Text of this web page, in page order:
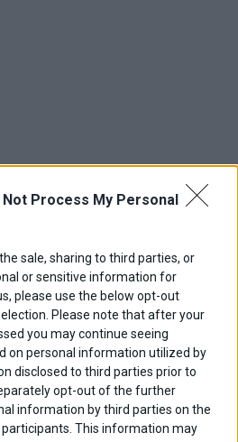
Not Process My Personal
sale, sharing to third parties, or
or sensitive information for
please use the below opt-out
Please note that after your
you may continue seeing
on personal information utilized by
disclosed to third parties prior to
opt-out of the further
information by third parties on the
participants. This information may